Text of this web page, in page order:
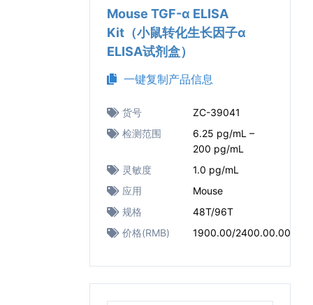
Mouse TGF-α ELISA
Kit（小鼠转化生长因子α
ELISA试剂盒）
一键复制产品信息
货号
ZC-39041
检测范围
6.25 pg/mL –
200 pg/mL
灵敏度
1.0 pg/mL
应用
Mouse
规格
48T/96T
价格(RMB)
1900.00/2400.00.00